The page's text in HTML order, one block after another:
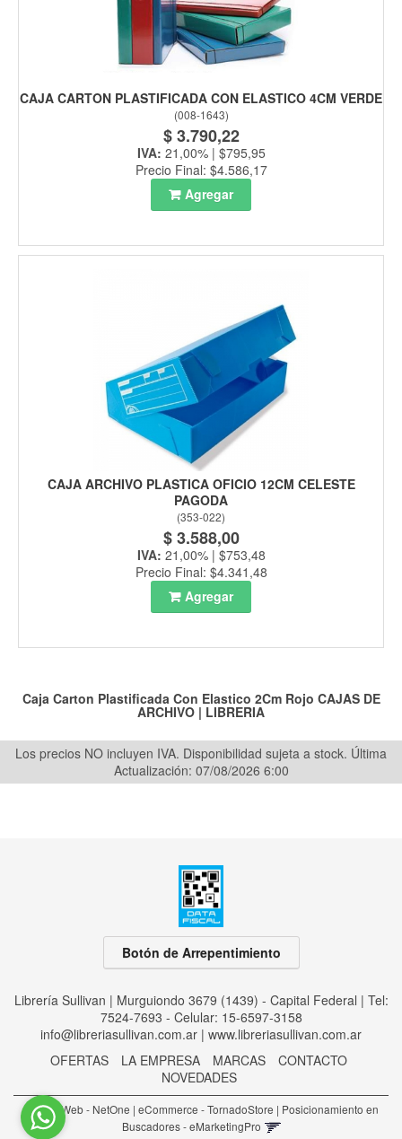
CAJA CARTON PLASTIFICADA CON ELASTICO 4CM VERDE
(008-1643)
$ 3.790,22
IVA: 21,00% | $795,95
Precio Final: $4.586,17
Agregar
CAJA ARCHIVO PLASTICA OFICIO 12CM CELESTE
PAGODA
(353-022)
$ 3.588,00
IVA: 21,00% | $753,48
Precio Final: $4.341,48
Agregar
Caja Carton Plastificada Con Elastico 2Cm Rojo CAJAS DE
ARCHIVO | LIBRERIA
Los precios NO incluyen IVA. Disponibilidad sujeta a stock. Última
Actualización: 07/08/2026 6:00
Botón de Arrepentimiento
Librería Sullivan | Murguiondo 3679 (1439) - Capital Federal | Tel:
7524-7693 - Celular: 15-6597-3158
info@libreriasullivan.com.ar | www.libreriasullivan.com.ar
OFERTAS
LA EMPRESA MARCAS
CONTACTO
NOVEDADES
Diseño Web - NetOne | eCommerce - TornadoStore | Posicionamiento en
Buscadores - eMarketingPro